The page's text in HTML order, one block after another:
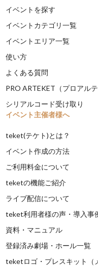
イベントを探す
イベントカテゴリ一覧
イベントエリア一覧
使い方
よくある質問
PRO ARTEKET（プロアルテ
シリアルコード受け取り
イベント主催者様へ
teket(テケト)とは？
イベント作成の方法
ご利用料金について
teketの機能ご紹介
ライブ配信について
teket利用者様の声・導入事
資料・マニュアル
登録済み劇場・ホール一覧
teketロゴ・プレスキット（